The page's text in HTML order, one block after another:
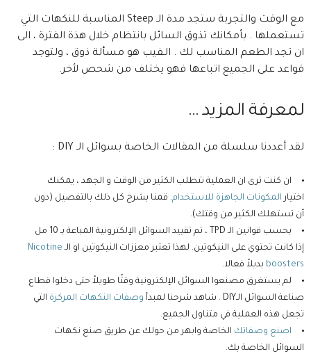
مع الوقت والتجربة ستجد مدة الـ Steep المناسبة للنكهات التي
تستعملها . بأمكانك تذوق السائل بانتظام خلال هذة الفترة ، الى
ان تجد الطعم المناسب لك . الـفيب هو مسألة ذوق ، ولتوجد
قواعد على الجميع اتباعها فهو يختلف من شحص لأخر.
لمعرفة المزيد …
لقد أعددنا سلسلة من المقالات الخاصة بسوائل الـ DIY :
ان كنت ترى ان العملية تتطلب الكثير من الوقت و الجهد ، يمكنك
اختيار المكونات الجاهزة للاستخدام. قمنا بشرح كل ذلك بالتفصيل (دون
أن تستهلك الكثير من وقتك).
بحسب قوانين الـ TPD ، تم تقييد السوائل الإلكترونية المباعة بـ 10 مل
إذا كانت تحتوي على النيكوتين. لهذا تعتبر معززات النيكوتين او الـNicotine
boostersبديلاً فعالا.
لم يستغرق مصنعوا السوائل الإلكترونية وقتًا طويلاً حتى دخلوا قطاع
صناعة السوائل الـDIY . شاهد شرحنا لمبدأ
وصفات النكهات المركزةالتي
تجعل هذه العملية في متناول الجميع.
اصنع وصفاتكالخاصة وابهر من حولك عن طريق صنع نكهات
السوائل الخاصة بك.